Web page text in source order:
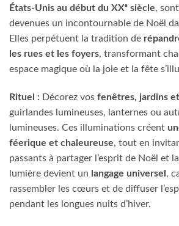
États-Unis au début du XXᵉ siècle,
devenues un incontournable de Noël
Elles perpétuent la tradition de
les rues et les foyers, transformant
espace magique où la joie et la fête
Rituel : Décorez vos fenêtres, jardins
guirlandes lumineuses, lanternes ou
lumineuses. Ces illuminations créent
féerique et chaleureuse, tout en
passants à partager l’esprit de Noël et
lumière devient un langage universel ,
rassembler les cœurs et de diffuser
pendant les longues nuits d’hiver.